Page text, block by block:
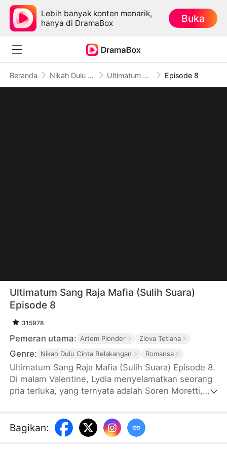
Lebih banyak konten menarik,
hanya di DramaBox
Buka
Beranda Nikah Dulu Cinta Belakangan Ultimatum Sang Raja Mafia (Sulih Suara) Episode 8
Ultimatum Sang Raja Mafia (Sulih Suara)
Episode 8
315978
Pemeran utama: Artem Plonder Zlova Tetiana
Genre: Nikah Dulu Cinta Belakangan Romansa
Ultimatum Sang Raja Mafia (Sulih Suara) Episode 8.
Di malam Valentine, Lydia menyelamatkan seorang
pria terluka, yang ternyata adalah Soren Moretti,
Karena terpaksa, Lydia setuju dengan syarat Soren
harus mampu membuat Lydia jatuh cinta padanya
Bagikan: